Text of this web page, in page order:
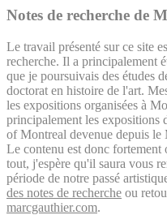
Notes de recherche de
Le travail présenté sur ce site
recherche. Il a principalement
que je poursuivais des études
doctorat en histoire de l'art.
les expositions organisées à
principalement les expositions
of Montreal devenue depuis le
Le contenu est donc
tout, j'espère qu'il saura vous
période de notre passé
des notes de recherche ou
marcgauthier.com.